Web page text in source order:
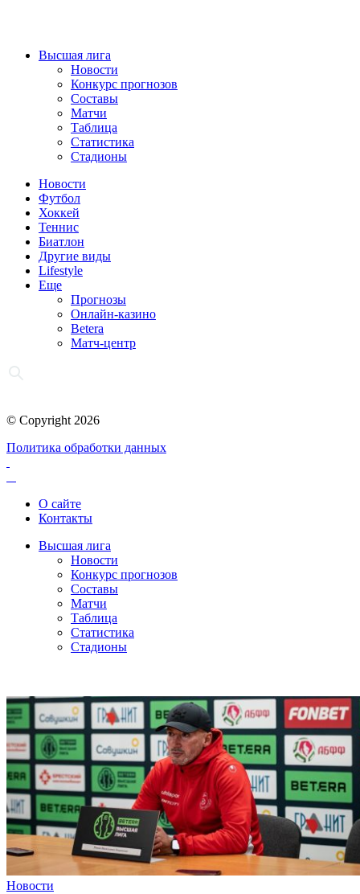
Высшая лига
Новости
Конкурс прогнозов
Составы
Матчи
Таблица
Статистика
Стадионы
Новости
Футбол
Хоккей
Теннис
Биатлон
Другие виды
Lifestyle
Еще
Прогнозы
Онлайн-казино
Betera
Матч-центр
© Copyright 2026
Политика обработки данных
О сайте
Контакты
Высшая лига
Новости
Конкурс прогнозов
Составы
Матчи
Таблица
Статистика
Стадионы
Новости